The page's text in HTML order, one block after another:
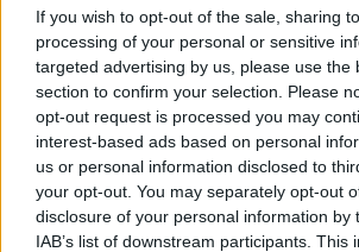
If you wish to opt-out of the sale, sharing
processing of your personal or sensitive
targeted advertising by us, please use the
section to confirm your selection. Please
opt-out request is processed you may
interest-based ads based on personal
us or personal information disclosed to
your opt-out. You may separately opt-out
disclosure of your personal information by
IAB’s list of downstream participants. This